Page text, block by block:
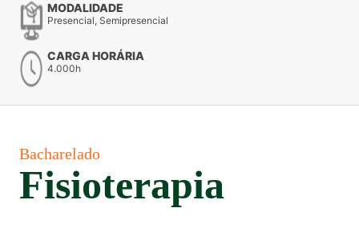
MODALIDADE
Presencial, Semipresencial
CARGA HORÁRIA
4.000h
Bacharelado
Fisioterapia